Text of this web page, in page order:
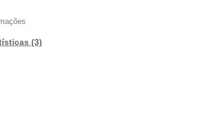
(3)